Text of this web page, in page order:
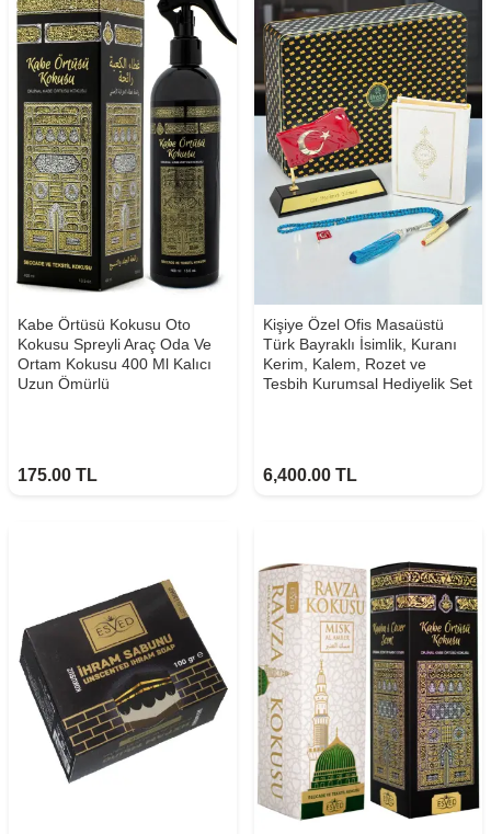
Kabe Örtüsü Kokusu Oto
Kokusu Spreyli Araç Oda Ve
Ortam Kokusu 400 Ml Kalıcı
Uzun Ömürlü
175.00 TL
Kişiye Özel Ofis Masaüstü
Türk Bayraklı İsimlik, Kuranı
Kerim, Kalem, Rozet ve
Tesbih Kurumsal Hediyelik Set
6,400.00 TL